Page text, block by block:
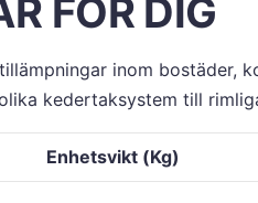
FÖR DIG
inom bostäder,
kedertaksystem till
Enhetsvikt (Kg)